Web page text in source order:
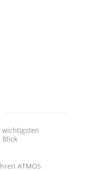
wichtigsten
Blick
ATMOS